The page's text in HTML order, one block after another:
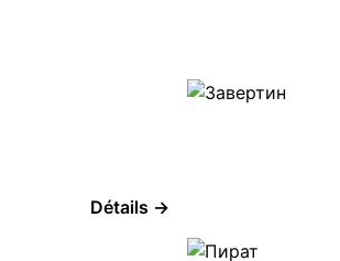
Détails →